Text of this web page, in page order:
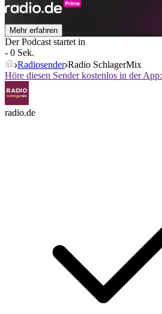
Mehr erfahren
Der Podcast startet in
- 0 Sek.
Radiosender Radio SchlagerMix
Höre diesen Sender kostenlos in der App:
radio.de